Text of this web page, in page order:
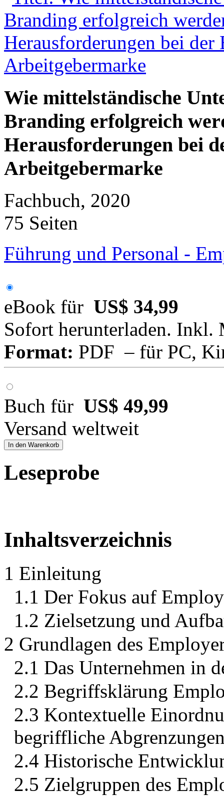
Wie mittelständische
Branding erfolgreich
Herausforderungen bei
Arbeitgebermarke
Fachbuch, 2020
75 Seiten
Führung und Personal -
eBook für US$ 34,99
Sofort herunterladen. Inkl.
Format: PDF – für PC,
Buch für US$ 49,99
Versand weltweit
In den Warenkorb
Leseprobe
Inhaltsverzeichnis
1 Einleitung
1.1 Der Fokus auf
1.2 Zielsetzung und
2 Grundlagen des
2.1 Das Unternehmen in
2.2 Begriffsklärung
2.3 Kontextuelle
begriffliche
2.4 Historische
2.5 Zielgruppen des